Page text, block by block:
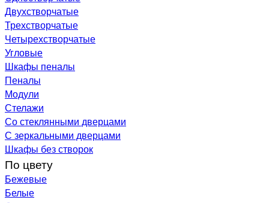
Двухстворчатые
Трехстворчатые
Четырехстворчатые
Угловые
Шкафы пеналы
Пеналы
Модули
Стелажи
Со стеклянными дверцами
С зеркальными дверцами
Шкафы без створок
По цвету
Бежевые
Белые